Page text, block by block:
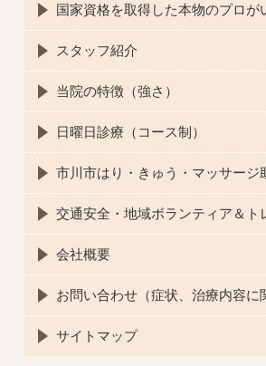
国家資格を取得した本物のプロが
スタッフ紹介
当院の特徴（強さ）
日曜日診療（コース制）
市川市はり・きゅう・マッサージ
交通安全・地域ボランティア＆ト
会社概要
お問い合わせ（症状、治療内容に
サイトマップ